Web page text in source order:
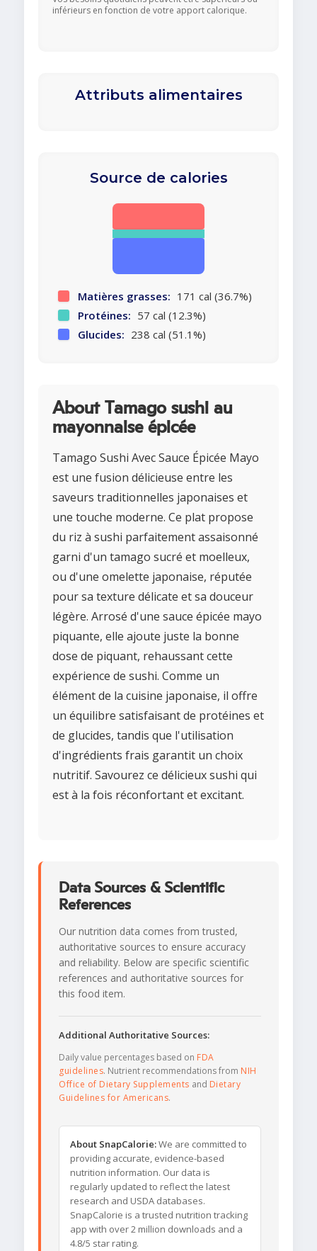
inférieurs en fonction de votre apport calorique.
Attributs alimentaires
Source de calories
Matières grasses: 171 cal (36.7%)
Protéines: 57 cal (12.3%)
Glucides: 238 cal (51.1%)
About Tamago sushi au
mayonnaise épicée
Tamago Sushi Avec Sauce Épicée Mayo
est une fusion délicieuse entre les
saveurs traditionnelles japonaises et
une touche moderne. Ce plat propose
du riz à sushi parfaitement assaisonné
garni d'un tamago sucré et moelleux,
ou d'une omelette japonaise, réputée
pour sa texture délicate et sa douceur
légère. Arrosé d'une sauce épicée mayo
piquante, elle ajoute juste la bonne
dose de piquant, rehaussant cette
expérience de sushi. Comme un
élément de la cuisine japonaise, il offre
un équilibre satisfaisant de protéines et
de glucides, tandis que l'utilisation
d'ingrédients frais garantit un choix
nutritif. Savourez ce délicieux sushi qui
est à la fois réconfortant et excitant.
Data Sources & Scientific
References
Our nutrition data comes from trusted,
authoritative sources to ensure accuracy
and reliability. Below are specific scientific
references and authoritative sources for
this food item.
Additional Authoritative Sources:
Daily value percentages based on FDA
guidelines. Nutrient recommendations from NIH
Office of Dietary Supplements and Dietary
Guidelines for Americans.
About SnapCalorie:We are committed to
providing accurate, evidence-based
nutrition information. Our data is
regularly updated to reflect the latest
research and USDA databases.
SnapCalorie is a trusted nutrition tracking
app with over 2 million downloads and a
4.8/5 star rating.